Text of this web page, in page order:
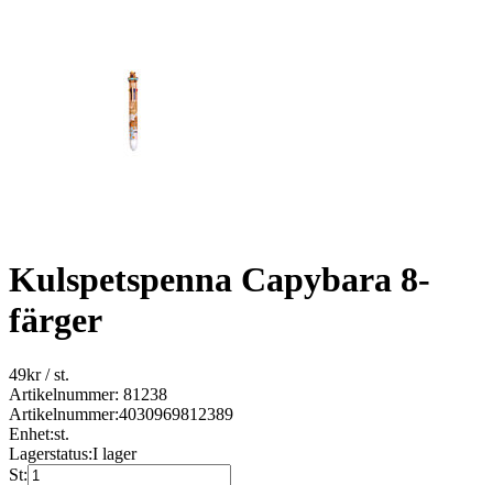
Kulspetspenna Capybara 8-
färger
49kr/ st.
Artikelnummer: 81238
Artikelnummer:4030969812389
Enhet:st.
Lagerstatus:I lager
St: